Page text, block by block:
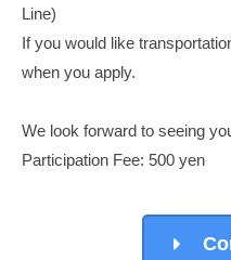
Line)
If you would like
when you apply.
We look forward to seeing
Participation Fee: 500 yen